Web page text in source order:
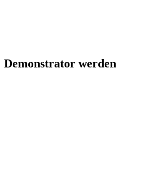
Demonstrator werden